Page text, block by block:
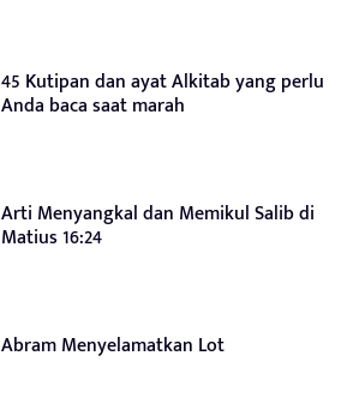
45 Kutipan dan ayat Alkitab yang perlu
Anda baca saat marah
Arti Menyangkal dan Memikul Salib di
Matius 16:24
Abram Menyelamatkan Lot